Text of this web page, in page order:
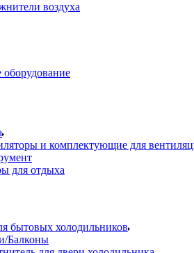
воздуха
оборудование
и комплектующие для
для отдыха
бытовых холодильников
Балконы